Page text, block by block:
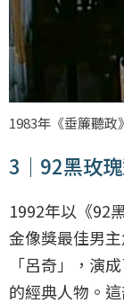
1983年《垂簾聽
3｜92黑玫
1992年以《92
金像獎最佳男
「呂奇」，演
的經典人物。